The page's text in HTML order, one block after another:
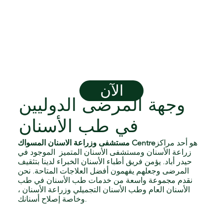
مستشفى وزراعة الاسنان المسواك Centre هو أحد مراكز
زراعة الأسنان ومستشفى الأسنان المتميز الموجود في
حيدر أباد. يؤمن فريق أطباء الأسنان الخبراء لدينا بتثقيف
المرضى وجعلهم يفهمون أفضل العلاجات المتاحة. نحن
نقدم مجموعة واسعة من خدمات طب الأسنان في طب
الأسنان العام وطب الأسنان التجميلي وزراعة الأسنان ،
وخاصة إصلاح أسنانك.
وجهة المرضى الدوليين
في طب الأسنان
الآن